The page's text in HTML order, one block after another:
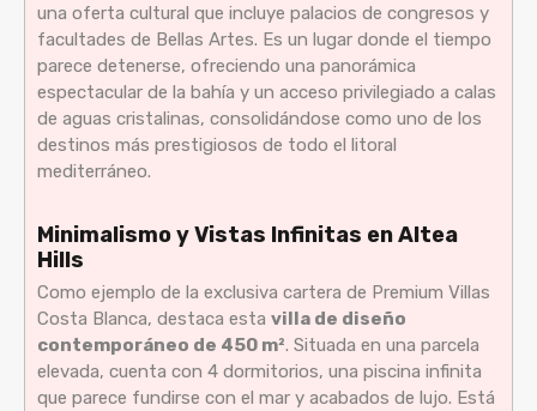
una oferta cultural que incluye palacios de congresos y
facultades de Bellas Artes. Es un lugar donde el tiempo
parece detenerse, ofreciendo una panorámica
espectacular de la bahía y un acceso privilegiado a calas
de aguas cristalinas, consolidándose como uno de los
destinos más prestigiosos de todo el litoral
mediterráneo.
Minimalismo y Vistas Infinitas en Altea
Hills
Como ejemplo de la exclusiva cartera de Premium Villas
Costa Blanca, destaca esta villa de diseño
contemporáneo de 450 m². Situada en una parcela
elevada, cuenta con 4 dormitorios, una piscina infinita
que parece fundirse con el mar y acabados de lujo. Está